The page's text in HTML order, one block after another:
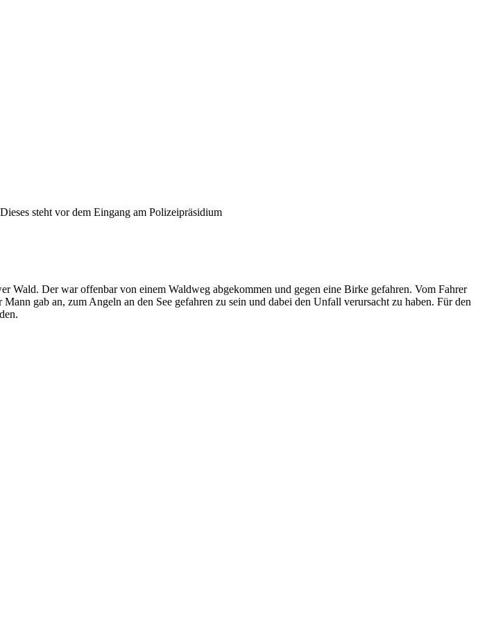
Der war offenbar von einem Waldweg abgekommen und gegen eine Birke gefahren. Vom Fahrer
gab an, zum Angeln an den See gefahren zu sein und dabei den Unfall verursacht zu haben. Für den